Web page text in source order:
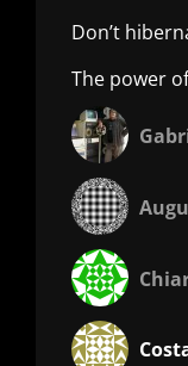
Don’t
The power